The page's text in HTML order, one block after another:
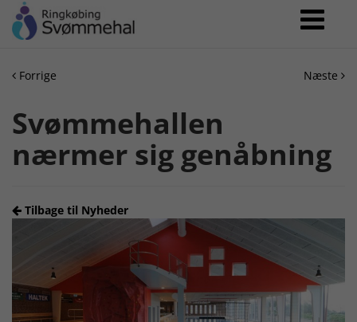
Forrige Næste
Svømmehallen
nærmer sig genåbning
Tilbage til Nyheder